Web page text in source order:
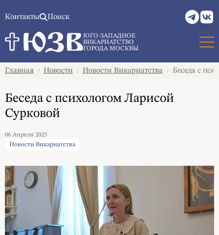
Контакты Поиск
ЮГО-ЗАПАДНОЕ
ВИКАРИАТСТВО
ГОРОДА МОСКВЫ
Главная / Новости / Новости Викариатства / Беседа с
Беседа с психологом Ларисой
Сурковой
06 Апреля 2025
Новости Викариатства